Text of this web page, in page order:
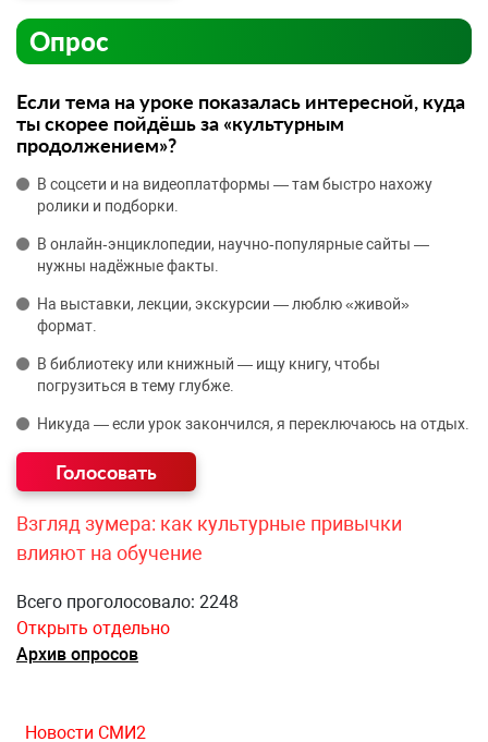
Опрос
Если тема на уроке показалась интересной, куда
ты скорее пойдёшь за «культурным
продолжением»?
В соцсети и на видеоплатформы — там быстро нахожу
ролики и подборки.
В онлайн‑энциклопедии, научно‑популярные сайты —
нужны надёжные факты.
На выставки, лекции, экскурсии — люблю «живой»
формат.
В библиотеку или книжный — ищу книгу, чтобы
погрузиться в тему глубже.
Никуда — если урок закончился, я переключаюсь на отдых.
Взгляд зумера: как культурные привычки
влияют на обучение
Всего проголосовало: 2248
Открыть отдельно
Архив опросов
Новости СМИ2